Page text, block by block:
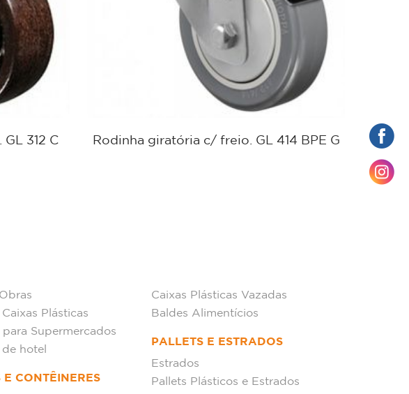
312 C Rodinha giratória c/ freio. GL 414 BPE G
Plásticas
para Supermercados
hotel
E CONTÊINERES
Caixas Plásticas Vazadas
Baldes Alimentícios
PALLETS E ESTRADOS
Estrados
Pallets Plásticos e Estrados